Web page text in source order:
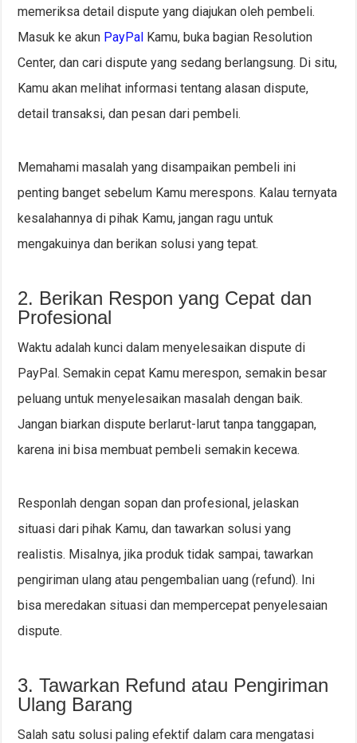
memeriksa detail dispute yang diajukan oleh pembeli.
Masuk ke akun PayPal Kamu, buka bagian Resolution
Center, dan cari dispute yang sedang berlangsung. Di situ,
Kamu akan melihat informasi tentang alasan dispute,
detail transaksi, dan pesan dari pembeli.
Memahami masalah yang disampaikan pembeli ini
penting banget sebelum Kamu merespons. Kalau ternyata
kesalahannya di pihak Kamu, jangan ragu untuk
mengakuinya dan berikan solusi yang tepat.
2. Berikan Respon yang Cepat dan
Profesional
Waktu adalah kunci dalam menyelesaikan dispute di
PayPal. Semakin cepat Kamu merespon, semakin besar
peluang untuk menyelesaikan masalah dengan baik.
Jangan biarkan dispute berlarut-larut tanpa tanggapan,
karena ini bisa membuat pembeli semakin kecewa.
Responlah dengan sopan dan profesional, jelaskan
situasi dari pihak Kamu, dan tawarkan solusi yang
realistis. Misalnya, jika produk tidak sampai, tawarkan
pengiriman ulang atau pengembalian uang (refund). Ini
bisa meredakan situasi dan mempercepat penyelesaian
dispute.
3. Tawarkan Refund atau Pengiriman
Ulang Barang
Salah satu solusi paling efektif dalam cara mengatasi